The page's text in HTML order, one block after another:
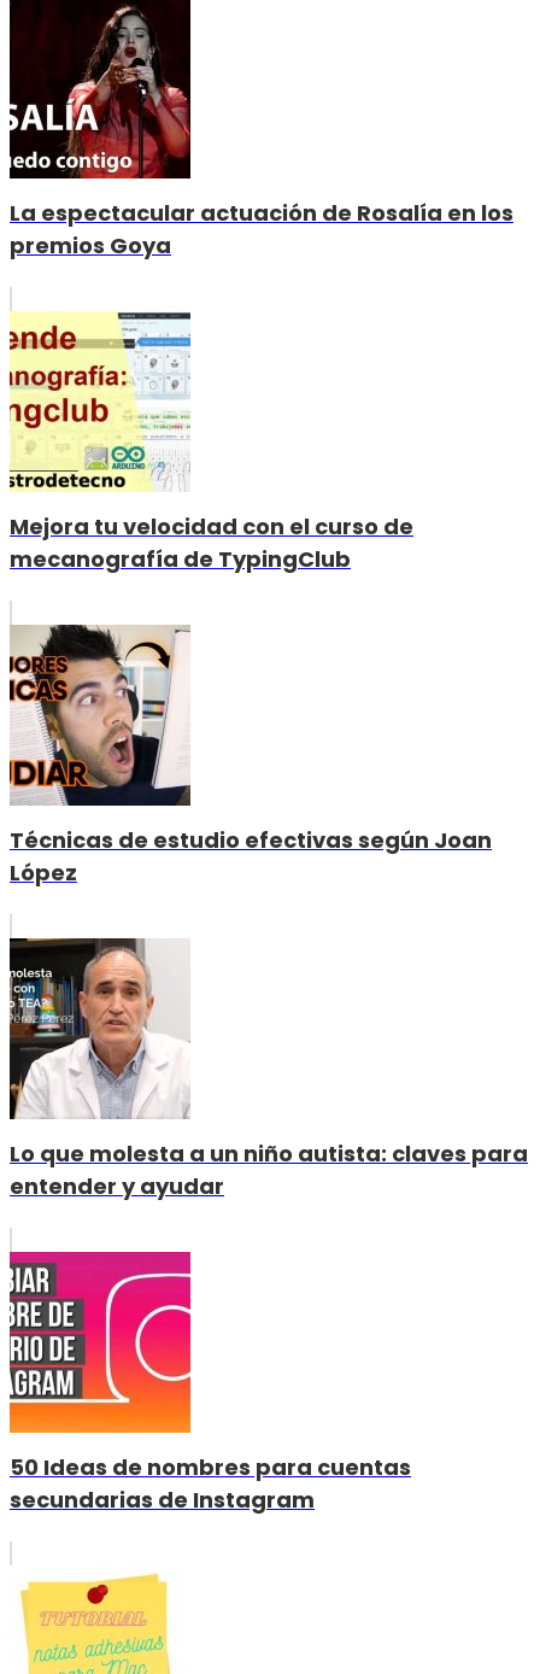
La espectacular actuación de Rosalía en los
premios Goya
Mejora tu velocidad con el curso de
mecanografía de TypingClub
Técnicas de estudio efectivas según Joan
López
Lo que molesta a un niño autista: claves para
entender y ayudar
50 Ideas de nombres para cuentas
secundarias de Instagram